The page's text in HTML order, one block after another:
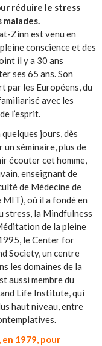
réduire le stress
Zinn est venu en
conscience et des
il y a 30 ans
ses 65 ans. Son
par les Européens, du
avec les
l’esprit.
jours, dès
un séminaire, plus de
écouter cet homme,
enseignant de
de Médecine de
MIT), où il a fondé en
stress, la Mindfulness
de la pleine
le Center for
Society, un centre
les domaines de la
aussi membre du
Life Institute, qui
haut niveau, entre
1979, pour